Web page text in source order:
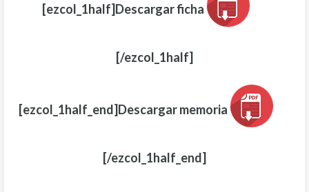
[ezcol_1half]Descargar ficha
[/ezcol_1half]
[ezcol_1half_end]Descargar memoria
[/ezcol_1half_end]